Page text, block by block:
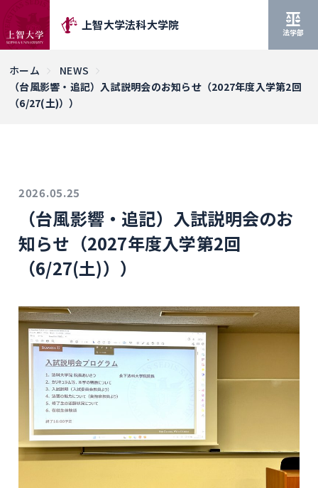
上智大学法科大学院 法学部
ホーム
NEWS
（台風影響・追記）入試説明会のお知らせ（2027年度入学第2回
（6/27(土)））
2026.05.25
（台風影響・追記）入試説明会のお
知らせ（2027年度入学第2回
（6/27(土)））